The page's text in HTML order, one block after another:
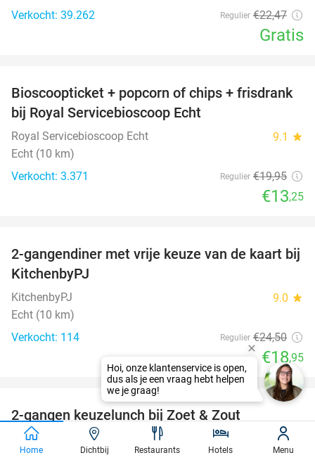
Verkocht: 39.262
Regulier €22,47
Gratis
34%
Bioscoopticket + popcorn of chips + frisdrank
bij Royal Servicebioscoop Echt
Royal Servicebioscoop Echt 9.1 star
Echt (10 km)
Verkocht: 3.371
Regulier €19,95
€13,25
23%
2-gangendiner met vrije keuze van de kaart bij
KitchenbyPJ
KitchenbyPJ 9.0 star
Echt (10 km)
Verkocht: 114
Regulier €24,50
€18,95
48%
favorite_border
2-gangen keuzelunch bij Zoet & Zout
Hoensbroek
Home Dichtbij Restaurants Hotels Menu
Hoi, onze klantenservice is open,
dus als je een vraag hebt helpen
we je graag!